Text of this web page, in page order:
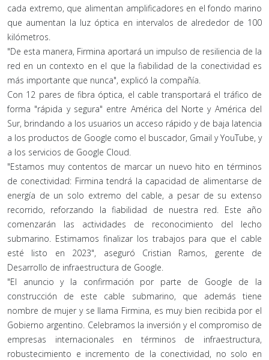
cada extremo, que alimentan amplificadores en el fondo marino
que aumentan la luz óptica en intervalos de alrededor de 100
kilómetros.
"De esta manera, Firmina aportará un impulso de resiliencia de la
red en un contexto en el que la fiabilidad de la conectividad es
más importante que nunca", explicó la compañía.
Con 12 pares de fibra óptica, el cable transportará el tráfico de
forma "rápida y segura" entre América del Norte y América del
Sur, brindando a los usuarios un acceso rápido y de baja latencia
a los productos de Google como el buscador, Gmail y YouTube, y
a los servicios de Google Cloud.
"Estamos muy contentos de marcar un nuevo hito en términos
de conectividad: Firmina tendrá la capacidad de alimentarse de
energía de un solo extremo del cable, a pesar de su extenso
recorrido, reforzando la fiabilidad de nuestra red. Este año
comenzarán las actividades de reconocimiento del lecho
submarino. Estimamos finalizar los trabajos para que el cable
esté listo en 2023", aseguró Cristian Ramos, gerente de
Desarrollo de infraestructura de Google.
"El anuncio y la confirmación por parte de Google de la
construcción de este cable submarino, que además tiene
nombre de mujer y se llama Firmina, es muy bien recibida por el
Gobierno argentino. Celebramos la inversión y el compromiso de
empresas internacionales en términos de infraestructura,
robustecimiento e incremento de la conectividad, no solo en